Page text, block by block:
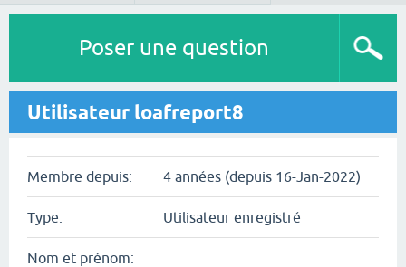
Poser une question
Utilisateur loafreport8
Membre depuis: 4 années (depuis 16-Jan-2022)
Type: Utilisateur enregistré
Nom et prénom: